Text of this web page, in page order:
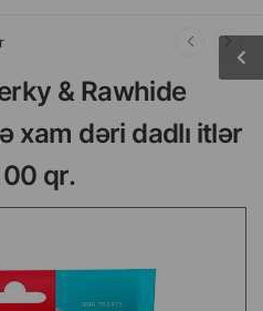
& Rawhide
xam dəri dadlı itlər
qr.